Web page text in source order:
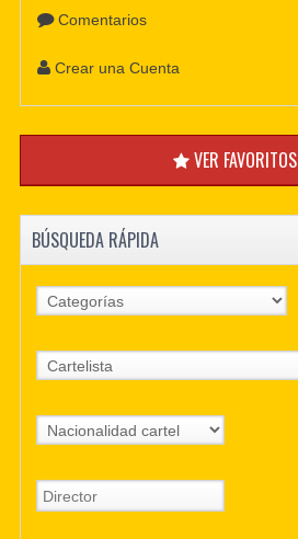
Comentarios
Crear una Cuenta
VER FAVORITOS
BÚSQUEDA RÁPIDA